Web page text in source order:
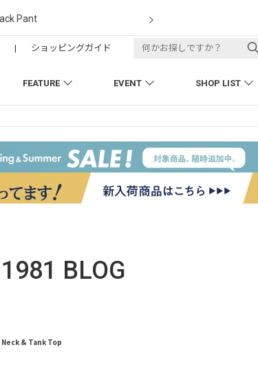
Pant
FEATURE EVENT SHOP LIST
| ショッピングガイド
BLOG
& Tank Top